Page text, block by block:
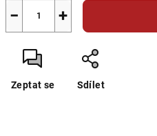
+
−
Zeptat se Sdílet